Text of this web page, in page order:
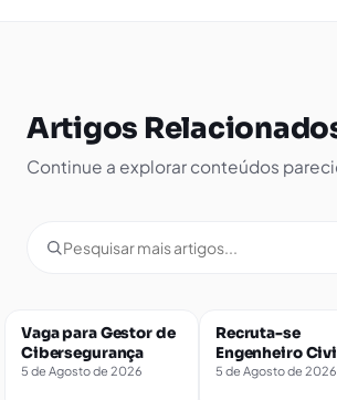
Artigos
Continue a explorar conteúdos
Vaga para Gestor de
Cibersegurança
5 de Agosto de 2026
Recruta-se
Engenheiro
5 de Agosto de 2026